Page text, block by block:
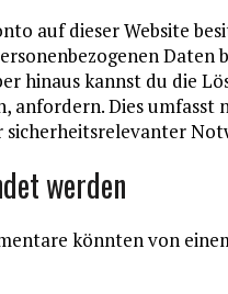
auf dieser Website
Daten
hinaus kannst du die
anfordern. Dies
werden
könnten von